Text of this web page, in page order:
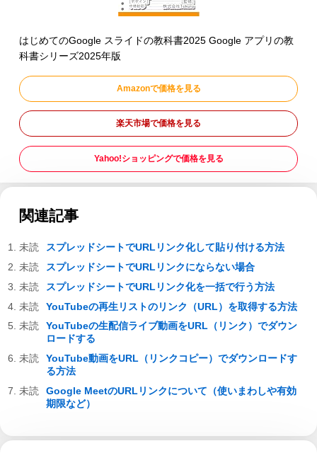
はじめてのGoogle スライドの教科書2025 Google アプリの教
科書シリーズ2025年版
Amazonで価格を見る
楽天市場で価格を見る
Yahoo!ショッピングで価格を見る
関連記事
スプレッドシートでURLリンク化して貼り付ける方法
スプレッドシートでURLリンクにならない場合
スプレッドシートでURLリンク化を一括で行う方法
YouTubeの再生リストのリンク（URL）を取得する方法
YouTubeの生配信ライブ動画をURL（リンク）でダウン
ロードする
YouTube動画をURL（リンクコピー）でダウンロードす
る方法
Google MeetのURLリンクについて（使いまわしや有効
期限など）